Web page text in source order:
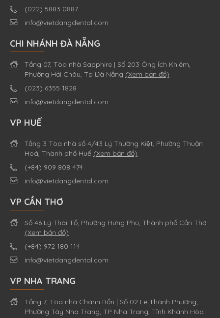
(022) 5883 0887
info@vietdangdental.com
CHI NHÁNH ĐÀ NẴNG
Tầng 07, Tòa nhà Sapphire | Số 203 Ông Ích Khiêm,
Phường Hải Châu, Tp Đà Nẵng (Xem bản đồ)
(023) 6355 1828
info@vietdangdental.com
VP HUẾ
Tầng 3 Tòa nhà số 4/43 Lý Thường Kiệt, Phường Thuận
Hoá, Thành phố Huế (Xem bản đồ)
(+84) 909 808 474
info@vietdangdental.com
VP CẦN THƠ
Số 46 Lý Thái Tổ, Phường Hưng Phú, Thành phố Cần Thơ
(Xem bản đồ)
(+84) 972 180 114
info@vietdangdental.com
VP NHA TRANG
Tầng 7, Tòa nhà Chánh Bổn | Số 02 Lê Thành Phương,
Phường Tây Nha Trang, TP Nha Trang, Tỉnh Khánh Hòa